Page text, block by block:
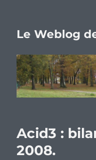
Le Weblog
Acid3 :
2008.